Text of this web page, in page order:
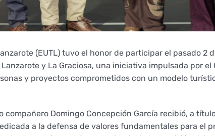
(EUTL) tuvo el honor de participar el pasado 2
y La Graciosa, una iniciativa impulsada por
y proyectos comprometidos con un modelo
Domingo Concepción García recibió, a
a la defensa de valores fundamentales para el